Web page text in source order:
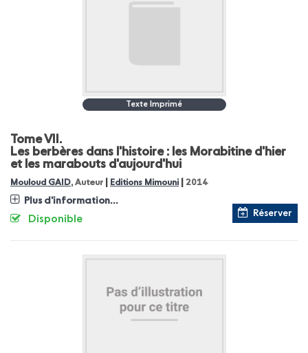
Texte Imprimé
Tome VII.
Les berbères dans l'histoire : les Morabitine d'hier
et les marabouts d'aujourd'hui
Mouloud GAID, Auteur Editions Mimouni 2014
Plus d'information...
Réserver
Disponible